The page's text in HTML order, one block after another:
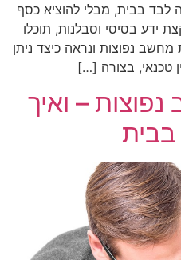
בבית, מבלי להוציא כסף
ידע בסיסי וסבלנות, תוכלו
נפוצות ונראה כיצד ניתן
טכנאי, בצורה […]
נפוצות – ואיך